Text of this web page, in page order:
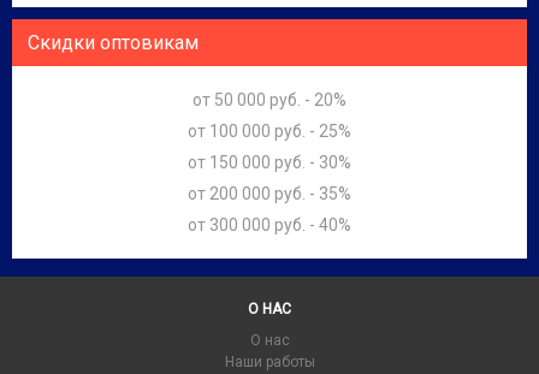
Скидки оптовикам
от 50 000 руб. - 20%
от 100 000 руб. - 25%
от 150 000 руб. - 30%
от 200 000 руб. - 35%
от 300 000 руб. - 40%
О НАС
О нас
Наши работы